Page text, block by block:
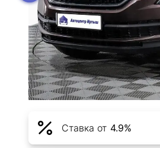
Ставка от 4.9%